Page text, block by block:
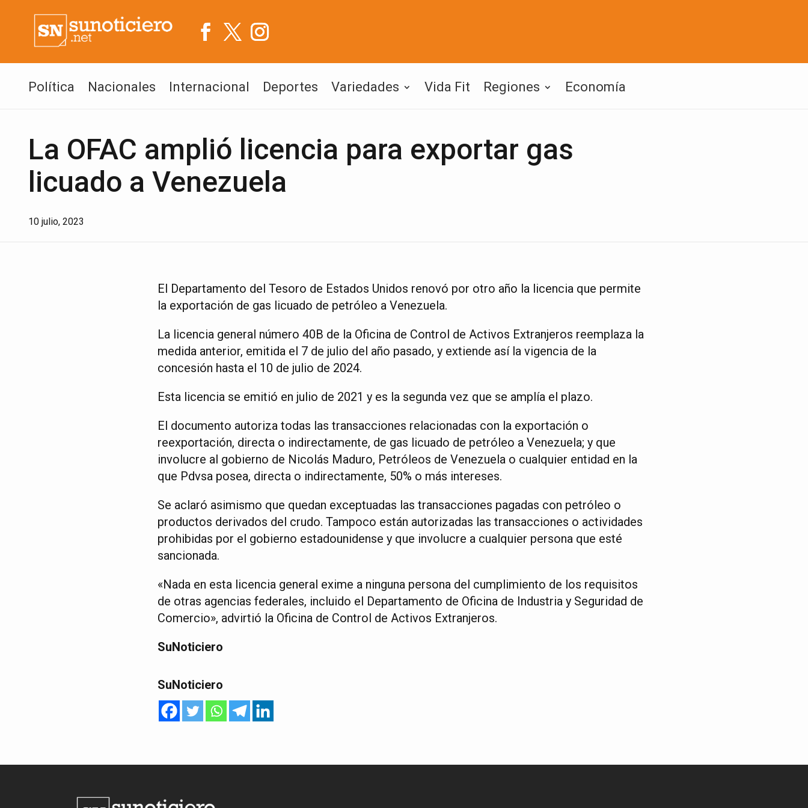
Política Nacionales Internacional Deportes Variedades Vida Fit Regiones Economía
La OFAC amplió licencia para exportar gas
licuado a Venezuela
10 julio, 2023
El Departamento del Tesoro de Estados Unidos renovó por otro año la licencia que permite
la exportación de gas licuado de petróleo a Venezuela.
La licencia general número 40B de la Oficina de Control de Activos Extranjeros reemplaza la
medida anterior, emitida el 7 de julio del año pasado, y extiende así la vigencia de la
concesión hasta el 10 de julio de 2024.
Esta licencia se emitió en julio de 2021 y es la segunda vez que se amplía el plazo.
El documento autoriza todas las transacciones relacionadas con la exportación o
reexportación, directa o indirectamente, de gas licuado de petróleo a Venezuela; y que
involucre al gobierno de Nicolás Maduro, Petróleos de Venezuela o cualquier entidad en la
que Pdvsa posea, directa o indirectamente, 50% o más intereses.
Se aclaró asimismo que quedan exceptuadas las transacciones pagadas con petróleo o
productos derivados del crudo. Tampoco están autorizadas las transacciones o actividades
prohibidas por el gobierno estadounidense y que involucre a cualquier persona que esté
sancionada.
«Nada en esta licencia general exime a ninguna persona del cumplimiento de los requisitos
de otras agencias federales, incluido el Departamento de Oficina de Industria y Seguridad de
Comercio», advirtió la Oficina de Control de Activos Extranjeros.
SuNoticiero
SuNoticiero